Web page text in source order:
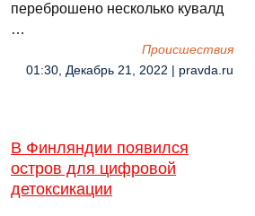
переброшено несколько кувалд
…
Происшествия
01:30, Декабрь 21, 2022 | pravda.ru
В Финляндии появился
остров для цифровой
детоксикации